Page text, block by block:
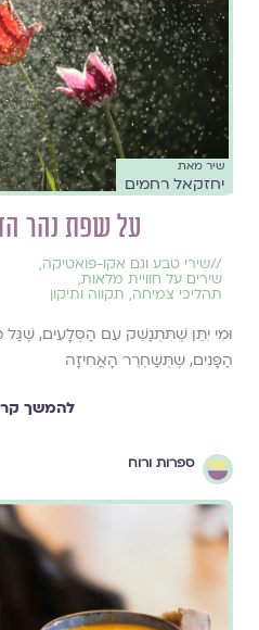
שיר מאת
יחזקאל רחמים
על שפת נהר
//שירי טבע וגם אקו-פואטיקה,
שירים על חוויית מלאות,
תהליכי צמיחה, תקווה ותיקון
וּמִי יִתֵּן שֶׁתִּתְנַשֵּׁק עִם הַסְּלָעִים,
הַפָּנִים, שֶׁתְּשַׁחְרֵר הָאֲחִיזָה
להמשך
ספרות ורוח